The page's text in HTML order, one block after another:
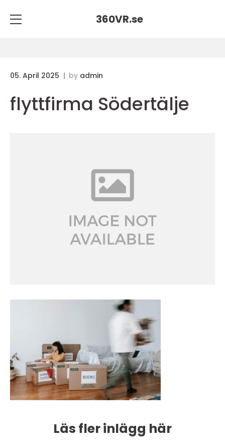
360VR.se
05. April 2025 by admin
flyttfirma Södertälje
Läs fler inlägg här